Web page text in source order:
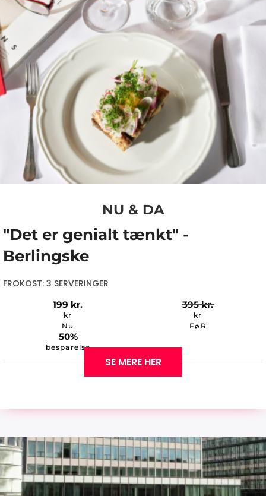
NU & DA
"Det er genialt tænkt" -
Berlingske
FROKOST: 3 SERVERINGER
199 kr.
kr
Nu
395kr.
kr
FøR
50%
besparelse
SE MERE HER